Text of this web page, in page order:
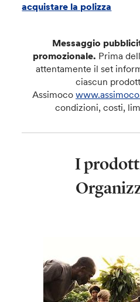
acquistare la polizza
Messaggio
promozionale. Prima
attentamente il set
ciascun
Assimoco
condizioni, costi,
I